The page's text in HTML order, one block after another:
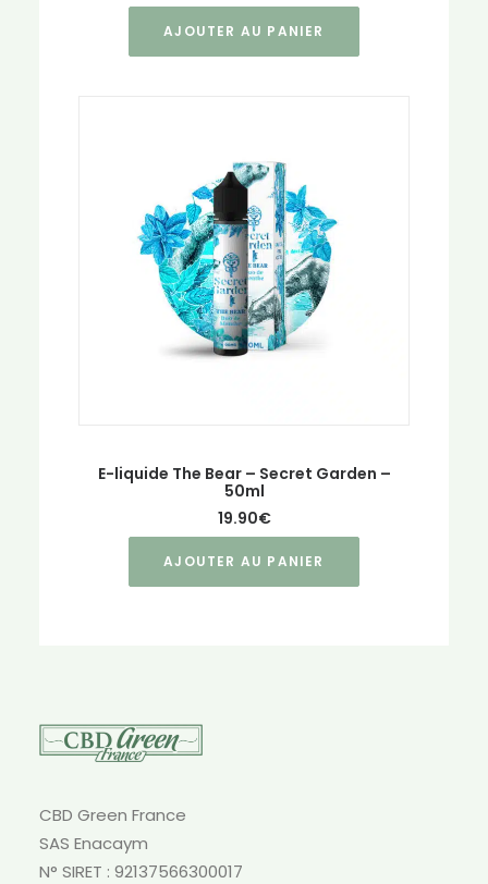
AJOUTER AU PANIER
E-liquide The Bear – Secret Garden –
50ml
19.90€
AJOUTER AU PANIER
CBD Green France
SAS Enacaym
N° SIRET : 92137566300017